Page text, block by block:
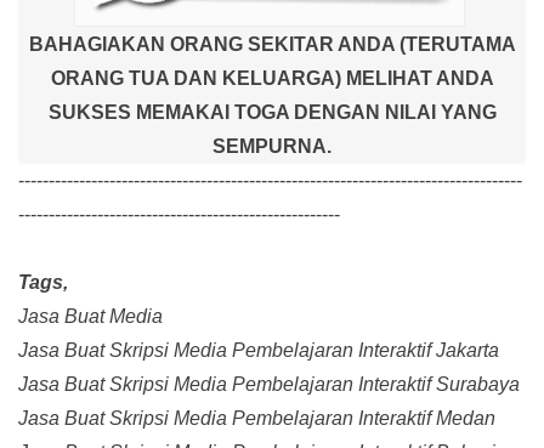
BAHAGIAKAN ORANG SEKITAR ANDA (TERUTAMA
ORANG TUA DAN KELUARGA) MELIHAT ANDA
SUKSES MEMAKAI TOGA DENGAN NILAI YANG
SEMPURNA.
-----------------------------------------------------------------------------------
-----------------------------------------------------
Tags,
Jasa Buat Media
Jasa Buat Skripsi Media Pembelajaran Interaktif Jakarta
Jasa Buat Skripsi Media Pembelajaran Interaktif Surabaya
Jasa Buat Skripsi Media Pembelajaran Interaktif Medan